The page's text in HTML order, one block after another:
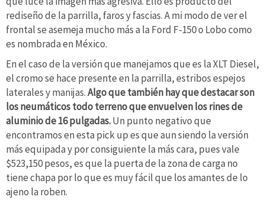
rediseño de la parrilla, faros y fascias. A mi modo de ver el
frontal se asemeja mucho más a la Ford F-150 o Lobo como
es nombrada en México.
En el caso de la versión que manejamos que es la XLT Diesel,
el cromo se hace presente en la parrilla, estribos espejos
laterales y manijas.Algo que también hay que destacar son
los neumáticos todo terreno que envuelven los rines de
aluminio de 16 pulgadas.Un punto negativo que
encontramos en esta pick up es que aun siendo la versión
más equipada y por consiguiente la más cara, pues vale
$523,150 pesos, es que la puerta de la zona de carga no
tiene chapa por lo que es muy fácil que los amantes de lo
ajeno la roben.